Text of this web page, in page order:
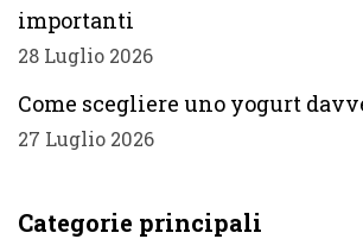
importanti
28 Luglio 2026
Come scegliere uno yogurt
27 Luglio 2026
Categorie principali